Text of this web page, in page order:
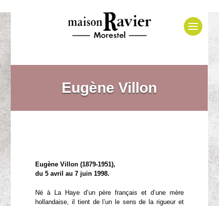
Eugène Villon
Eugène Villon (1879-1951),
du 5 avril au 7 juin 1998.
Né à La Haye d’un père français et d’une mère
hollandaise, il tient de l’un le sens de la rigueur et